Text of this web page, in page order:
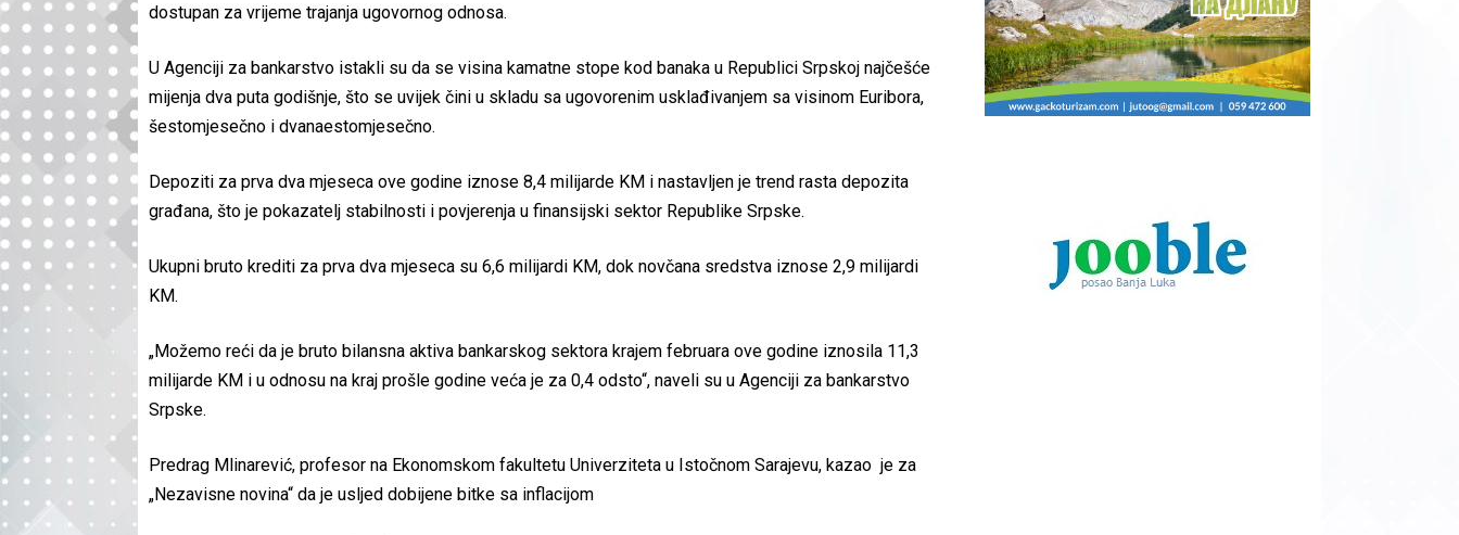
dostupan za vrijeme trajanja ugovornog odnosa.
U Agenciji za bankarstvo istakli su da se visina kamatne stope kod banaka u Republici Srpskoj najčešće
mijenja dva puta godišnje, što se uvijek čini u skladu sa ugovorenim usklađivanjem sa visinom Euribora,
šestomjesečno i dvanaestomjesečno.
Depoziti za prva dva mjeseca ove godine iznose 8,4 milijarde KM i nastavljen je trend rasta depozita
građana, što je pokazatelj stabilnosti i povjerenja u finansijski sektor Republike Srpske.
Ukupni bruto krediti za prva dva mjeseca su 6,6 milijardi KM, dok novčana sredstva iznose 2,9 milijardi
KM.
„Možemo reći da je bruto bilansna aktiva bankarskog sektora krajem februara ove godine iznosila 11,3
milijarde KM i u odnosu na kraj prošle godine veća je za 0,4 odsto“, naveli su u Agenciji za bankarstvo
Srpske.
Predrag Mlinarević, profesor na Ekonomskom fakultetu Univerziteta u Istočnom Sarajevu, kazao je za
„Nezavisne novina“ da je usljed dobijene bitke sa inflacijom